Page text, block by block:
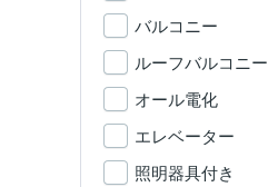
バルコニー
ルーフバルコニー
オール電化
エレベーター
照明器具付き